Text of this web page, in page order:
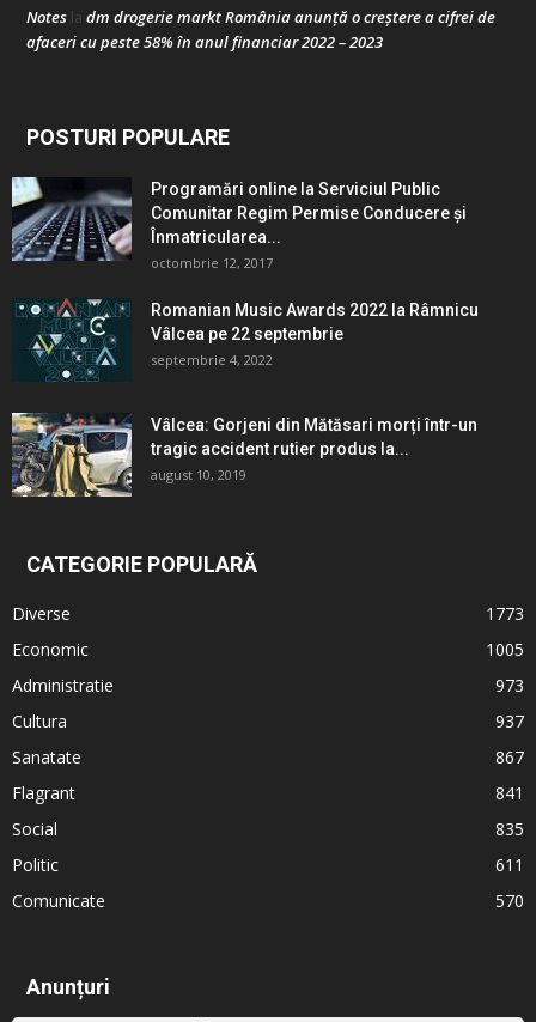
Notes la dm drogerie markt România anunță o creștere a cifrei de
afaceri cu peste 58% în anul financiar 2022 – 2023
POSTURI POPULARE
Programări online la Serviciul Public
Comunitar Regim Permise Conducere şi
Înmatricularea...
octombrie 12, 2017
Romanian Music Awards 2022 la Râmnicu
Vâlcea pe 22 septembrie
septembrie 4, 2022
Vâlcea: Gorjeni din Mătăsari morți într-un
tragic accident rutier produs la...
august 10, 2019
CATEGORIE POPULARĂ
Diverse
1773
Economic
1005
Administratie
973
Cultura
937
Sanatate
867
Flagrant
841
Social
835
Politic
611
Comunicate
570
Anunțuri